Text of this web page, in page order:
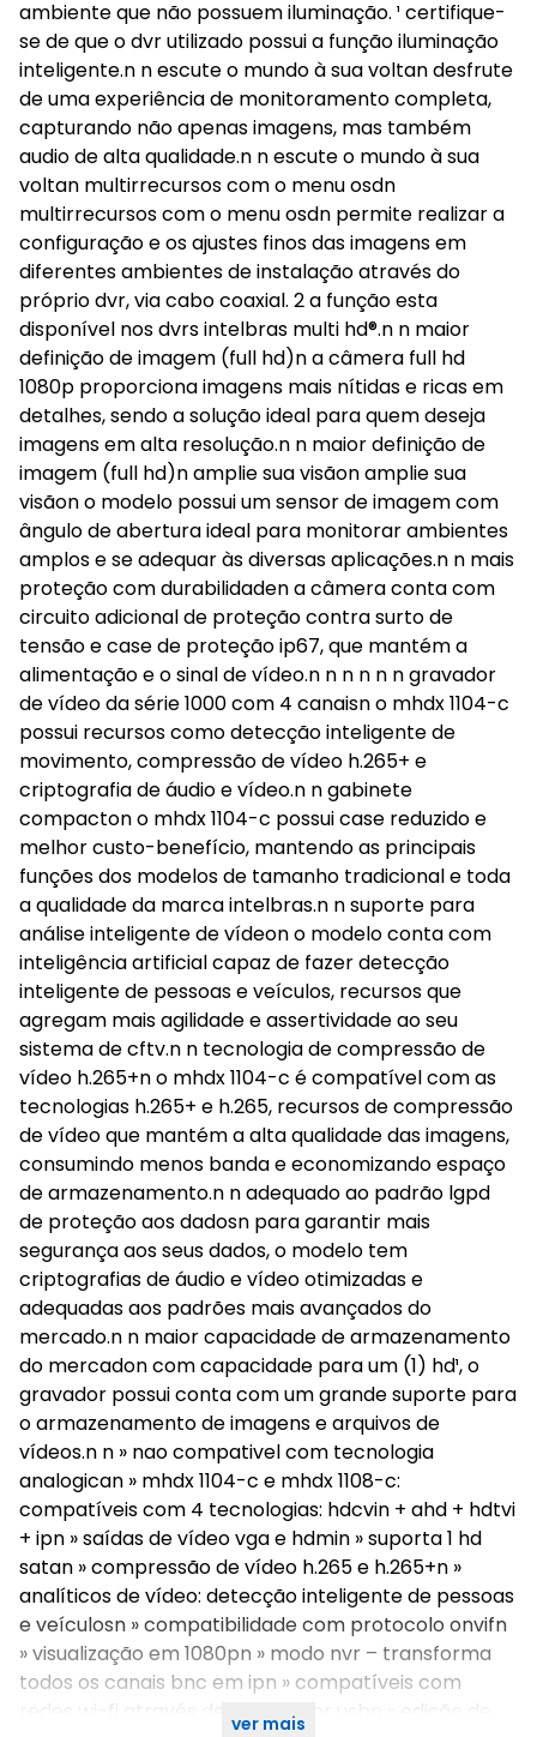
ambiente que não possuem iluminação. ¹ certifique-
se de que o dvr utilizado possui a função iluminação
inteligente.n n escute o mundo à sua voltan desfrute
de uma experiência de monitoramento completa,
capturando não apenas imagens, mas também
audio de alta qualidade.n n escute o mundo à sua
voltan multirrecursos com o menu osdn
multirrecursos com o menu osdn permite realizar a
configuração e os ajustes finos das imagens em
diferentes ambientes de instalação através do
próprio dvr, via cabo coaxial. 2 a função esta
disponível nos dvrs intelbras multi hd®.n n maior
definição de imagem (full hd)n a câmera full hd
1080p proporciona imagens mais nítidas e ricas em
detalhes, sendo a solução ideal para quem deseja
imagens em alta resolução.n n maior definição de
imagem (full hd)n amplie sua visãon amplie sua
visãon o modelo possui um sensor de imagem com
ângulo de abertura ideal para monitorar ambientes
amplos e se adequar às diversas aplicações.n n mais
proteção com durabilidaden a câmera conta com
circuito adicional de proteção contra surto de
tensão e case de proteção ip67, que mantém a
alimentação e o sinal de vídeo.n n n n n n gravador
de vídeo da série 1000 com 4 canaisn o mhdx 1104-c
possui recursos como detecção inteligente de
movimento, compressão de vídeo h.265+ e
criptografia de áudio e vídeo.n n gabinete
compacton o mhdx 1104-c possui case reduzido e
melhor custo-benefício, mantendo as principais
funções dos modelos de tamanho tradicional e toda
a qualidade da marca intelbras.n n suporte para
análise inteligente de vídeon o modelo conta com
inteligência artificial capaz de fazer detecção
inteligente de pessoas e veículos, recursos que
agregam mais agilidade e assertividade ao seu
sistema de cftv.n n tecnologia de compressão de
vídeo h.265+n o mhdx 1104-c é compatível com as
tecnologias h.265+ e h.265, recursos de compressão
de vídeo que mantém a alta qualidade das imagens,
consumindo menos banda e economizando espaço
de armazenamento.n n adequado ao padrão lgpd
de proteção aos dadosn para garantir mais
segurança aos seus dados, o modelo tem
criptografias de áudio e vídeo otimizadas e
adequadas aos padrões mais avançados do
mercado.n n maior capacidade de armazenamento
do mercadon com capacidade para um (1) hd¹, o
gravador possui conta com um grande suporte para
o armazenamento de imagens e arquivos de
vídeos.n n » nao compativel com tecnologia
analogican » mhdx 1104-c e mhdx 1108-c:
compatíveis com 4 tecnologias: hdcvin + ahd + hdtvi
+ ipn » saídas de vídeo vga e hdmin » suporta 1 hd
satan » compressão de vídeo h.265 e h.265+n »
analíticos de vídeo: detecção inteligente de pessoas
e veículosn » compatibilidade com protocolo onvifn
» visualização em 1080pn » modo nvr – transforma
todos os canais bnc em ipn » compatíveis com
redes wi-fi através de adaptador usbn » edição de
ver mais